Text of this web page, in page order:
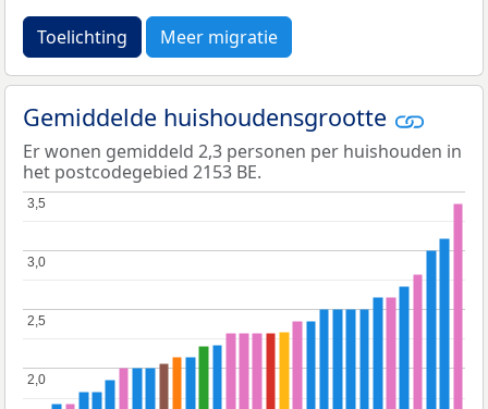
Toelichting Meer migratie
Gemiddelde huishoudensgrootte
Er wonen gemiddeld 2,3 personen per huishouden in
het postcodegebied 2153 BE.
2,0
2,0
2,5
2,5
3,0
3,0
3,5
3,5